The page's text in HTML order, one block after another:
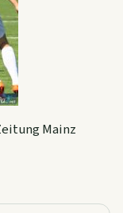
Mainz